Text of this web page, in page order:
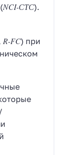
NCI-СТС).
R-FC) при